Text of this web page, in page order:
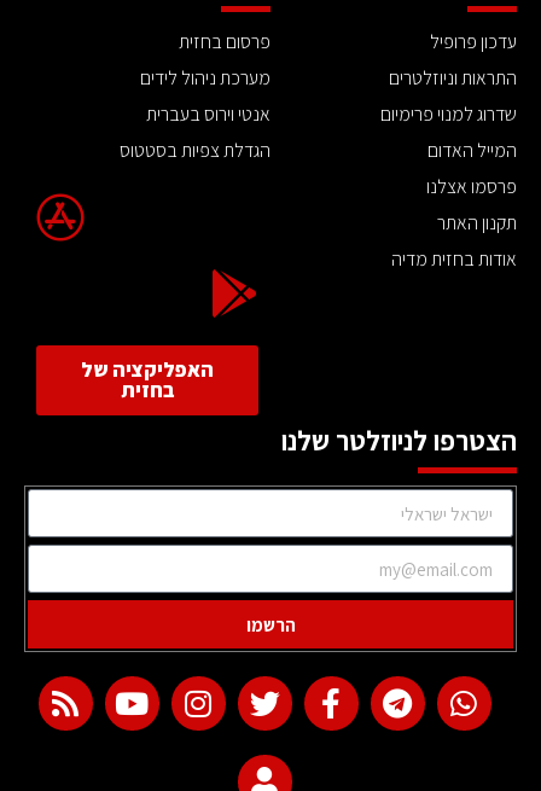
עדכון פרופיל
התראות וניוזלטרים
שדרוג למנוי פרימיום
המייל האדום
פרסמו אצלנו
תקנון האתר
אודות בחזית מדיה
פרסום בחזית
מערכת ניהול לידים
אנטי וירוס בעברית
הגדלת צפיות בסטטוס
האפליקציה של
בחזית
הצטרפו לניוזלטר שלנו
הרשמו